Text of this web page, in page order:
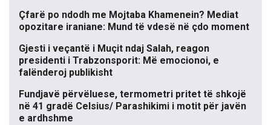
Çfarë po ndodh me Mojtaba Khamenein? Mediat
opozitare iraniane: Mund të vdesë në çdo moment
Gjesti i veçantë i Muçit ndaj Salah, reagon
presidenti i Trabzonsporit: Më emocionoi, e
falënderoj publikisht
Fundjavë përvëluese, termometri pritet të shkojë
në 41 gradë Celsius/ Parashikimi i motit për javën
e ardhshme